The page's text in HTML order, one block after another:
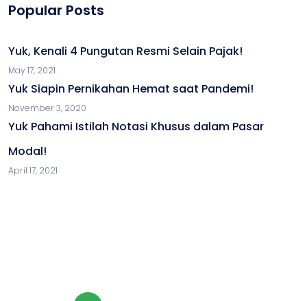
Popular Posts
Yuk, Kenali 4 Pungutan Resmi Selain Pajak!
May 17, 2021
Yuk Siapin Pernikahan Hemat saat Pandemi!
November 3, 2020
Yuk Pahami Istilah Notasi Khusus dalam Pasar
Modal!
April 17, 2021